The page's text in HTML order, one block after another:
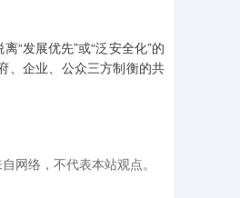
“发展优先”或“泛安全化”的
、企业、公众三方制衡的共
网络，不代表本站观点。